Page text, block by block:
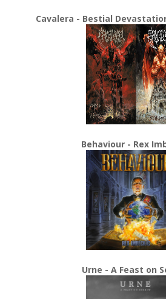
Cavalera - Bestial
Behaviour - Rex
Urne - A Feast on